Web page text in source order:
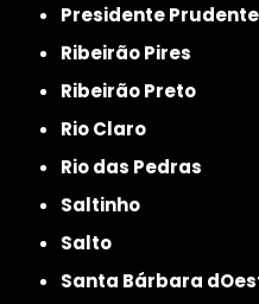
Presidente Prudente
Ribeirão Pires
Ribeirão Preto
Rio Claro
Rio das Pedras
Saltinho
Salto
Santa Bárbara